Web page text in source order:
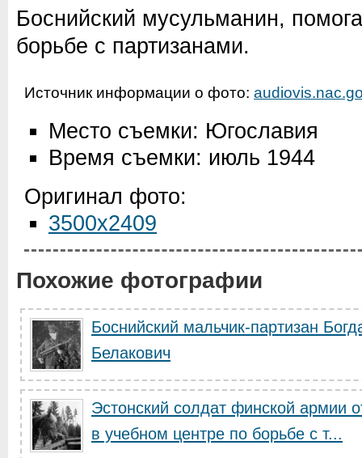
Боснийский мусульманин,
борьбе с партизанами.
Источник информации о фото:
Место съемки: Югославия
Время съемки: июль 1944
Оригинал фото:
3500x2409
Похожие фотографии
Боснийский мальчик-партизан
Белакович
Эстонский солдат финской армии
в учебном центре по борьбе с т...